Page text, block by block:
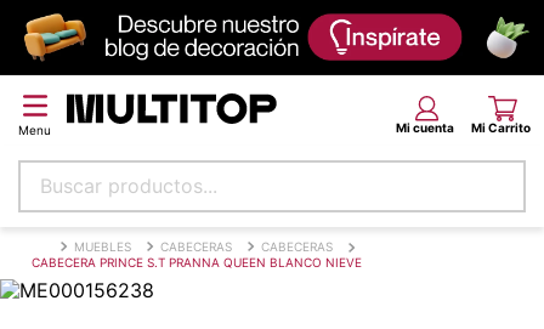
Buscar productos...
MUEBLES CABECERAS
CABECERAS
CABECERA PRINCE S.T PRANNA QUEEN BLANCO NIEVE
Términos más buscados
papel tapiz